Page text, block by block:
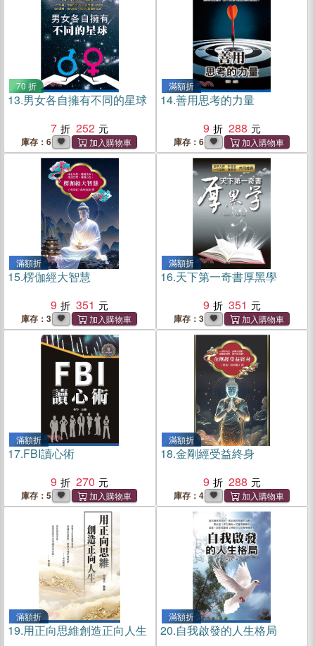
70 折
13.男女各自擁有不同的星球
7
252
庫存：6
滿額折
14.善用思考的力量
9
288
庫存：6
滿額折
15.楞伽經大智慧
9
351
庫存：3
滿額折
16.天下第一奇書厚黑學
9
351
庫存：3
滿額折
17.FBI讀心術
9
270
庫存：5
滿額折
18.金剛經受益終身
9
288
庫存：4
滿額折
19.用正向思維創造正向人生
滿額折
20.自我啟發的人生格局